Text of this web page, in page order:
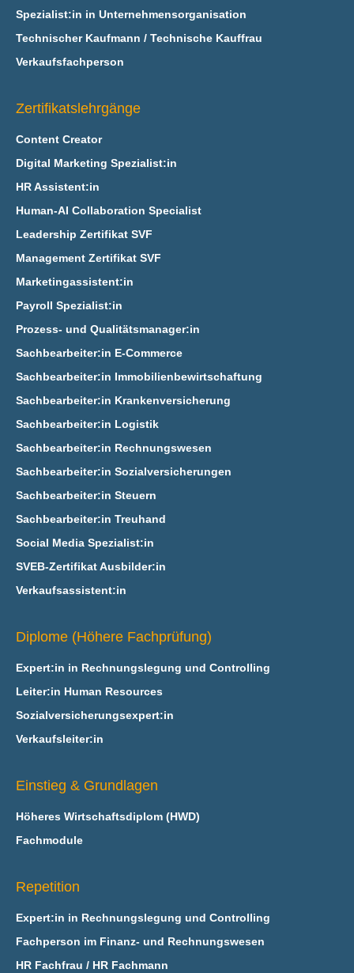
Spezialist:in in Unternehmensorganisation
Technischer Kaufmann / Technische Kauffrau
Verkaufsfachperson
Zertifikatslehrgänge
Content Creator
Digital Marketing Spezialist:in
HR Assistent:in
Human-AI Collaboration Specialist
Leadership Zertifikat SVF
Management Zertifikat SVF
Marketingassistent:in
Payroll Spezialist:in
Prozess- und Qualitätsmanager:in
Sachbearbeiter:in E‑Commerce
Sachbearbeiter:in Immobilienbewirtschaftung
Sachbearbeiter:in Krankenversicherung
Sachbearbeiter:in Logistik
Sachbearbeiter:in Rechnungswesen
Sachbearbeiter:in Sozialversicherungen
Sachbearbeiter:in Steuern
Sachbearbeiter:in Treuhand
Social Media Spezialist:in
SVEB-Zertifikat Ausbilder:in
Verkaufsassistent:in
Diplome (Höhere Fachprüfung)
Expert:in in Rechnungslegung und Controlling
Leiter:in Human Resources
Sozialversicherungsexpert:in
Verkaufsleiter:in
Einstieg & Grundlagen
Höheres Wirtschaftsdiplom (HWD)
Fachmodule
Repetition
Expert:in in Rechnungslegung und Controlling
Fachperson im Finanz- und Rechnungswesen
HR Fachfrau / HR Fachmann